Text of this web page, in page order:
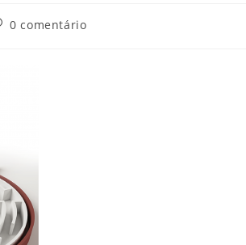
0 comentário